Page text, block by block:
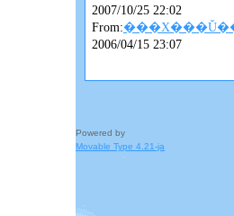
2007/10/25 22:02
From:
2006/04/15 23:07
Powered by
Movable Type 4.21-ja